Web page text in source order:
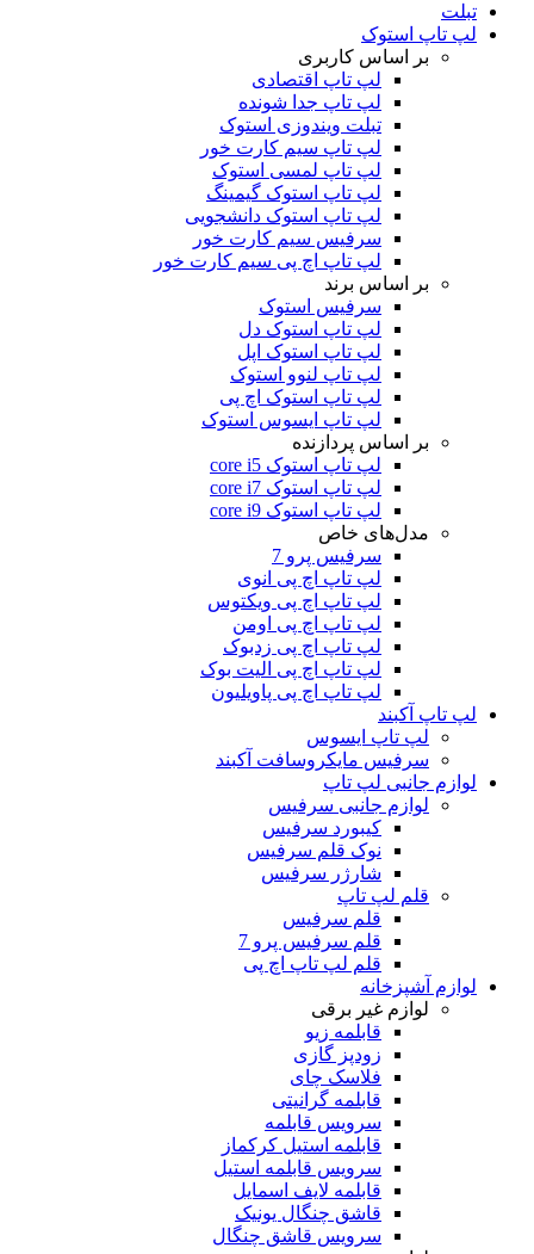
تبلت
لپ تاپ استوک
بر اساس کاربری
لپ تاپ اقتصادی
لپ تاپ جدا شونده
تبلت ویندوزی استوک
لپ تاپ سیم کارت خور
لپ تاپ لمسی استوک
لپ تاپ استوک گیمینگ
لپ تاپ استوک دانشجویی
سرفیس سیم کارت خور
لپ تاپ اچ پی سیم کارت خور
بر اساس برند
سرفیس استوک
لپ تاپ استوک دل
لپ تاپ استوک اپل
لپ تاپ لنوو استوک
لپ تاپ استوک اچ پی
لپ تاپ ایسوس استوک
بر اساس پردازنده
لپ تاپ استوک core i5
لپ تاپ استوک core i7
لپ تاپ استوک core i9
مدل‌های خاص
سرفیس پرو 7
لپ تاپ اچ پی انوی
لپ تاپ اچ پی ویکتوس
لپ تاپ اچ پی اومن
لپ تاپ اچ پی زدبوک
لپ تاپ اچ پی الیت بوک
لپ تاپ اچ پی پاویلیون
لپ تاپ آکبند
لپ تاپ ایسوس
سرفیس مایکروسافت آکبند
لوازم جانبی لپ تاپ
لوازم جانبی سرفیس
کیبورد سرفیس
نوک قلم سرفیس
شارژر سرفیس
قلم لپ تاپ
قلم سرفیس
قلم سرفیس پرو 7
قلم لپ تاپ اچ پی
لوازم آشپزخانه
لوازم غیر برقی
قابلمه زیو
زودپز گازی
فلاسک چای
قابلمه گرانیتی
سرویس قابلمه
قابلمه استیل کرکماز
سرویس قابلمه استیل
قابلمه لایف اسمایل
قاشق چنگال یونیک
سرویس قاشق چنگال